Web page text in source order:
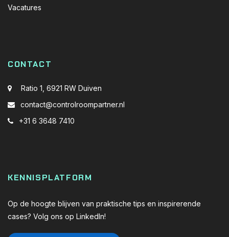
Vacatures
CONTACT
Ratio 1, 6921 RW Duiven
contact@controlroompartner.nl
+31 6 3648 7410
KENNISPLATFORM
Op de hoogte blijven van praktische tips en inspirerende
cases? Volg ons op LinkedIn!